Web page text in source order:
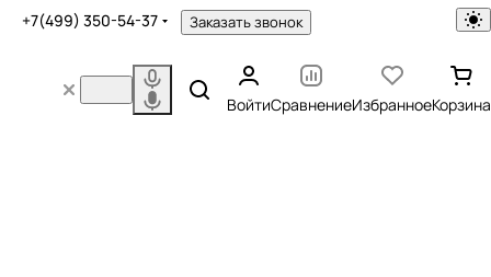
+7(499) 350-54-37 Заказать звонок
ВойтиСравнениеИзбранноеКорзина